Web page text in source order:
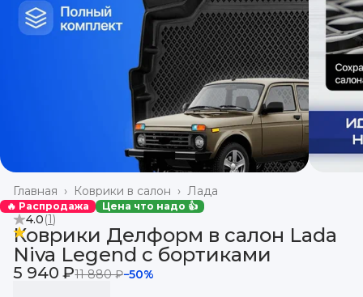
Лада
Коврики в салон ›
Главная ›
🔥 Распродажа Цена что надо 👍
4.0(1)
Коврики Делформ в салон Lada
Niva Legend с бортиками
5 940 ₽11 880 ₽−50%